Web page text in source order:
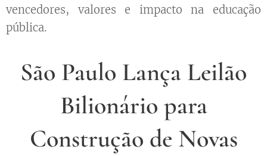
vencedores, valores e impacto na educação
pública.
São Paulo Lança Leilão
Bilionário para
Construção de Novas